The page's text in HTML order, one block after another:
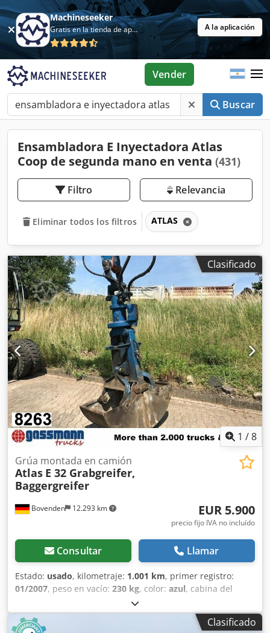
Machineseeker
Gratis en la tienda de aplicaciones A la aplicación
Buscar
Vender
Ensambladora E Inyectadora Atlas
Coop de segunda mano en venta (431)
Filtro Relevancia
Eliminar todos los filtros ATLAS
Clasificado
1 /8
Bovenden 12.293 km
Grúa montada en camión
Atlas E 32 Grabgreifer,
Baggergreifer
EUR 5.900
precio fijo IVA no incluído
Consultar Llamar
Estado: usado, kilometraje: 1.001 km, primer registro:
01/2007, peso en vacío: 230 kg, color: azul, cabina del
, tipo de engranaje:
fabricación:2007, Ubicación del vehículo: Bovenden.
Equipamiento: Pinza para excavadora, anchura de la boca
Clasificado